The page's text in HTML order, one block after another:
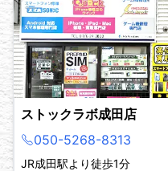
ストックラボ成田店
050-5268-8313
JR成田駅より徒歩1分